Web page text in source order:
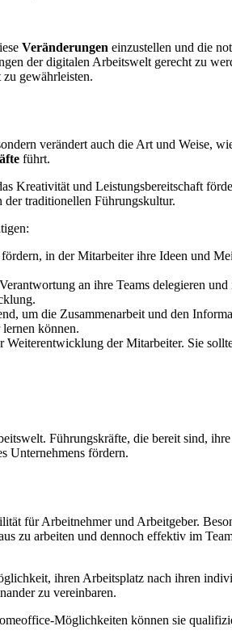
Veränderungen einzustellen und die
der digitalen Arbeitswelt gerecht zu
gewährleisten.
verändert auch die Art und Weise,
führt.
Kreativität und Leistungsbereitschaft
traditionellen Führungskultur.
in der Mitarbeiter ihre Ideen und
an ihre Teams delegieren
um die Zusammenarbeit und den
können.
der Mitarbeiter. Sie
Führungskräfte, die bereit sind,
Unternehmens fördern.
für Arbeitnehmer und Arbeitgeber.
zu arbeiten und dennoch effektiv im
ihren Arbeitsplatz nach ihren
zu vereinbaren.
Möglichkeiten können sie